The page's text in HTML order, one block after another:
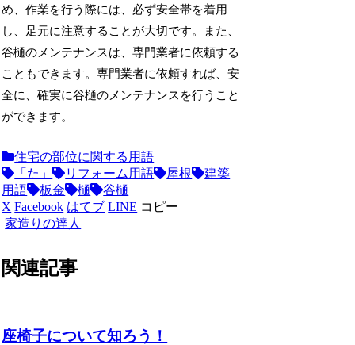
め、作業を行う際には、必ず安全帯を着用
し、足元に注意することが大切です。また、
谷樋のメンテナンスは、専門業者に依頼する
こともできます。専門業者に依頼すれば、安
全に、確実に谷樋のメンテナンスを行うこと
ができます。
住宅の部位に関する用語
「た」
リフォーム用語 屋根
建築
用語
板金 樋
谷樋
X Facebook はてブ LINE コピー
家造りの達人
関連記事
座椅子について知ろう！